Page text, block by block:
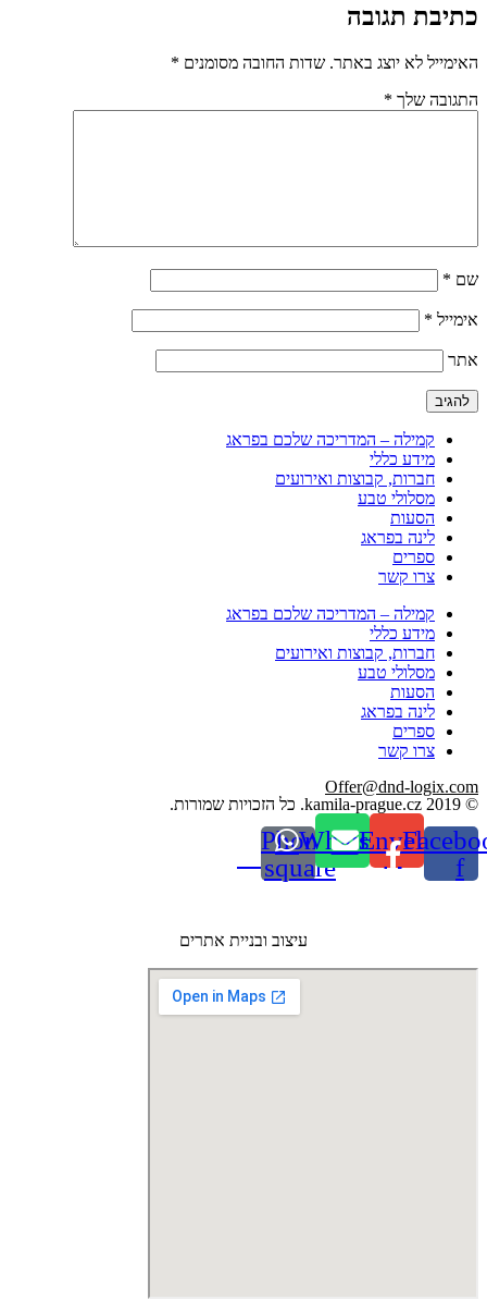
כתיבת תגובה
האימייל לא יוצג באתר. שדות החובה מסומנים *
התגובה שלך *
שם *
אימייל *
אתר
קמילה – המדריכה שלכם בפראג
מידע כללי
חברות, קבוצות ואירועים
מסלולי טבע
הסעות
לינה בפראג
ספרים
צרו קשר
קמילה – המדריכה שלכם בפראג
מידע כללי
חברות, קבוצות ואירועים
מסלולי טבע
הסעות
לינה בפראג
ספרים
צרו קשר
Offer@dnd-logix.com
© 2019 kamila-prague.cz. כל הזכויות שמורות.
f
Envelope
Whatsapp
Phone-
square
עיצוב ובניית אתרים